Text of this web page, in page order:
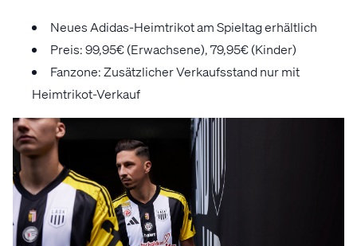
Neues Adidas-Heimtrikot am Spieltag erhältlich
Preis: 99,95€ (Erwachsene), 79,95€ (Kinder)
Fanzone: Zusätzlicher Verkaufsstand nur mit
Heimtrikot-Verkauf